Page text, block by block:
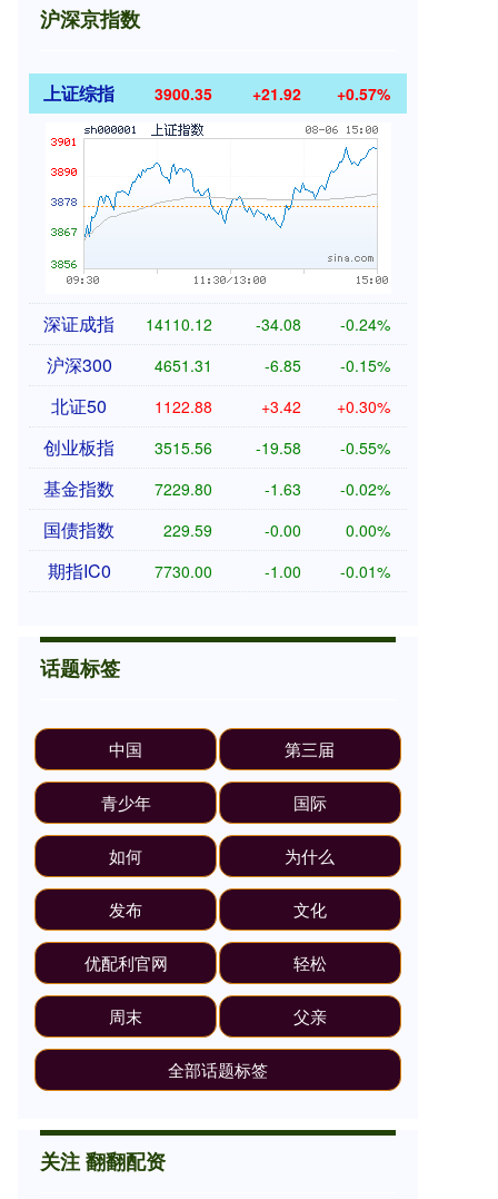
沪深京指数
上证综指 3900.35 +21.92 +0.57%
深证成指 14110.12 -34.08 -0.24%
沪深300 4651.31 -6.85 -0.15%
北证50 1122.88 +3.42 +0.30%
创业板指 3515.56 -19.58 -0.55%
基金指数 7229.80 -1.63 -0.02%
国债指数 229.59 -0.00 0.00%
期指IC0 7730.00 -1.00 -0.01%
话题标签
中国 第三届
青少年 国际
如何 为什么
发布 文化
优配利官网 轻松
周末 父亲
全部话题标签
关注 翻翻配资